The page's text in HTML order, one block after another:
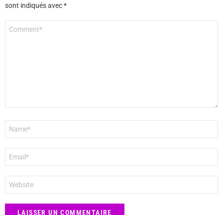
sont indiqués avec*
mail
*
web